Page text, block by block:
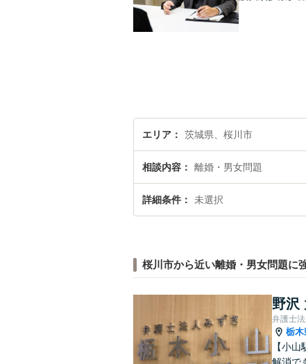
エリア 茨城県、桜川市
相談内容 離婚・男女問題
詳細条件 未選択
桜川市から近い離婚・男女問題に
野沢
弁護士
栃木
【小
解消で